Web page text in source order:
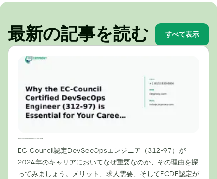
最新の記事を読む すべて表示
EC-Council認定DevSecOpsエンジニア（312-97）が
2024年のキャリアにおいてなぜ重要なのか、その理由を探
ってみましょう。メリット、求人需要、そしてECDE認定が